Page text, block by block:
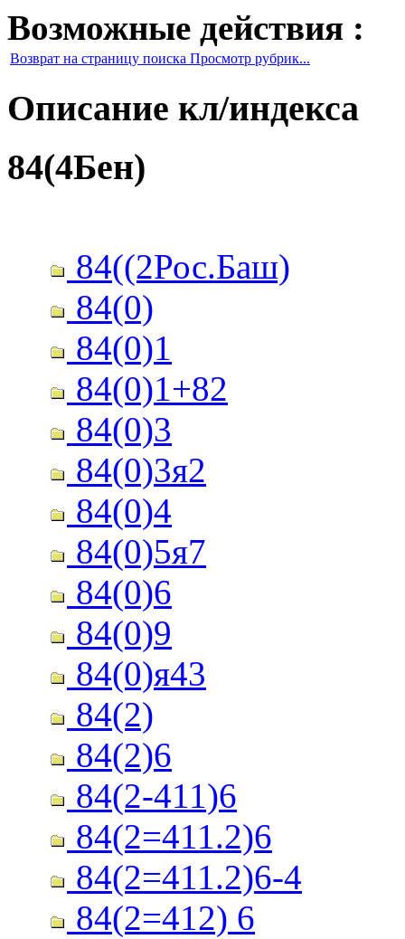
Возможные действия :
Возврат на страницу поиска Просмотр рубрик...
Описание кл/индекса
84(4Бен)
84((2Рос.Баш)
84(0)
84(0)1
84(0)1+82
84(0)3
84(0)3я2
84(0)4
84(0)5я7
84(0)6
84(0)9
84(0)я43
84(2)
84(2)6
84(2-411)6
84(2=411.2)6
84(2=411.2)6-4
84(2=412) 6